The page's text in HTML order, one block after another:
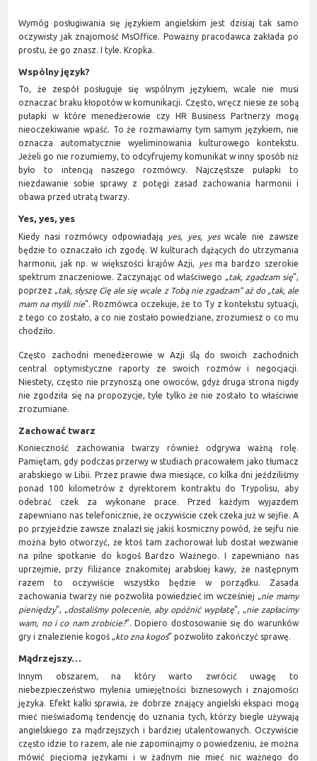
Wymóg posługiwania się językiem angielskim jest dzisiaj tak samo
oczywisty jak znajomość MsOffice. Poważny pracodawca zakłada po
prostu, że go znasz. I tyle. Kropka.
Wspólny język?
To, że zespół posługuje się wspólnym językiem, wcale nie musi
oznaczać braku kłopotów w komunikacji. Często, wręcz niesie ze sobą
pułapki w które menedżerowie czy HR Business Partnerzy mogą
nieoczekiwanie wpaść. To że rozmawiamy tym samym językiem, nie
oznacza automatycznie wyeliminowania kulturowego kontekstu.
Jeżeli go nie rozumiemy, to odcyfrujemy komunikat w inny sposób niż
było to intencją naszego rozmówcy. Najczęstsze pułapki to
niezdawanie sobie sprawy z potęgi zasad zachowania harmonii i
obawa przed utratą twarzy.
Yes, yes, yes
Kiedy nasi rozmówcy odpowiadają yes, yes, yeswcale nie zawsze
będzie to oznaczało ich zgodę. W kulturach dążących do utrzymania
harmonii, jak np. w większości krajów Azji, yesma bardzo szerokie
spektrum znaczeniowe. Zaczynając od właściwego „tak, zgadzam się”,
poprzez „tak, słyszę Cię ale się wcale z Tobą nie zgadzam” aż do „tak, ale
mam na myśli nie”. Rozmówca oczekuje, że to Ty z kontekstu sytuacji,
z tego co zostało, a co nie zostało powiedziane, zrozumiesz o co mu
chodziło.
Często zachodni menedżerowie w Azji ślą do swoich zachodnich
central optymistyczne raporty ze swoich rozmów i negocjacji.
Niestety, często nie przynoszą one owoców, gdyż druga strona nigdy
nie zgodziła się na propozycje, tyle tylko że nie zostało to właściwie
zrozumiane.
Zachować twarz
Konieczność zachowania twarzy również odgrywa ważną rolę.
Pamiętam, gdy podczas przerwy w studiach pracowałem jako tłumacz
arabskiego w Libii. Przez prawie dwa miesiące, co kilka dni jeździliśmy
ponad 100 kilometrów z dyrektorem kontraktu do Trypolisu, aby
odebrać czek za wykonane prace. Przed każdym wyjazdem
zapewniano nas telefonicznie, że oczywiście czek czeka już w sejfie. A
po przyjeździe zawsze znalazł się jakiś kosmiczny powód, że sejfu nie
można było otworzyć, że ktoś tam zachorował lub dostał wezwanie
na pilne spotkanie do kogoś Bardzo Ważnego. I zapewniano nas
uprzejmie, przy filiżance znakomitej arabskiej kawy, że następnym
razem to oczywiście wszystko będzie w porządku. Zasada
zachowania twarzy nie pozwoliła powiedzieć im wcześniej „nie mamy
pieniędzy”, „dostaliśmy polecenie, aby opóźnić wypłatę”, „nie zapłacimy
wam, no i co nam zrobicie?”. Dopiero dostosowanie się do warunków
gry i znalezienie kogoś „kto zna kogoś” pozwoliło zakończyć sprawę.
Mądrzejszy…
Innym obszarem, na który warto zwrócić uwagę to
niebezpieczeństwo mylenia umiejętności biznesowych i znajomości
języka. Efekt kalki sprawia, że dobrze znający angielski ekspaci mogą
mieć nieświadomą tendencję do uznania tych, którzy biegle używają
angielskiego za mądrzejszych i bardziej utalentowanych. Oczywiście
często idzie to razem, ale nie zapominajmy o powiedzeniu, że można
mówić pięcioma językami i w żadnym nie mieć nic ważnego do